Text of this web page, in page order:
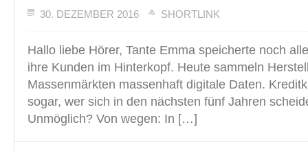
30. DEZEMBER 2016 SHORTLINK
Hallo liebe Hörer, Tante Emma speicherte noch
ihre Kunden im Hinterkopf. Heute sammeln
Massenmärkten massenhaft digitale Daten.
sogar, wer sich in den nächsten fünf Jahren
Unmöglich? Von wegen: In […]